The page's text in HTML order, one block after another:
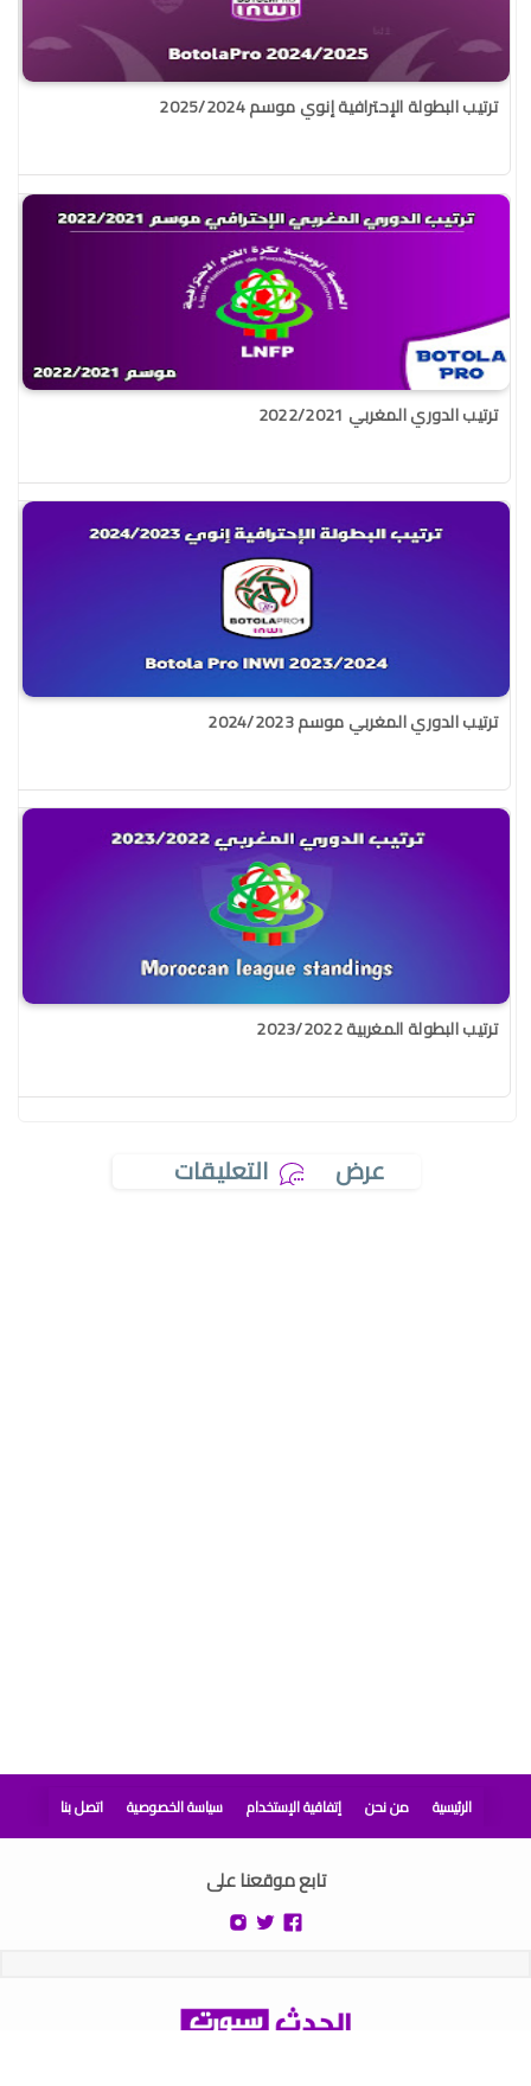
ترتيب البطولة الإحترافية إنوي موسم 2025/2024
ترتيب الدوري المغربي 2022/2021
ترتيب الدوري المغربي موسم 2024/2023
ترتيب البطولة المغربية 2023/2022
عرض التعليقات
الرئيسية من نحن إتفاقية الإستخدام سياسة الخصوصية اتصل بنا
تابع موقعنا على